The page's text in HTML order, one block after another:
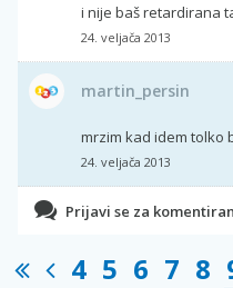
i nije baš retardirana
24. veljača 2013
martin_persin
mrzim kad idem tolko
24. veljača 2013
Prijavi se za
4 5 6 7 8